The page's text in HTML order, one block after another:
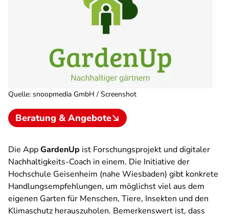
Quelle: snoopmedia GmbH / Screenshot
Beratung & Angebote
Die AppGardenUp ist Forschungsprojekt und digitaler
Nachhaltigkeits-Coach in einem. Die Initiative der
Hochschule Geisenheim (nahe Wiesbaden) gibt konkrete
Handlungsempfehlungen, um möglichst viel aus dem
eigenen Garten für Menschen, Tiere, Insekten und den
Klimaschutz herauszuholen. Bemerkenswert ist, dass